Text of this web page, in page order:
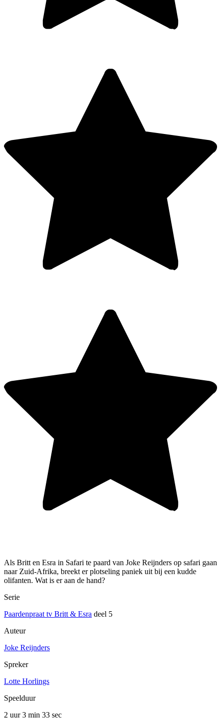
Als Britt en Esra in Safari te paard van Joke Reijnders op safari gaan
naar Zuid-Afrika, breekt er plotseling paniek uit bij een kudde
olifanten. Wat is er aan de hand?
Serie
Paardenpraat tv Britt & Esra deel 5
Auteur
Joke Reijnders
Spreker
Lotte Horlings
Speelduur
2 uur 3 min 33 sec